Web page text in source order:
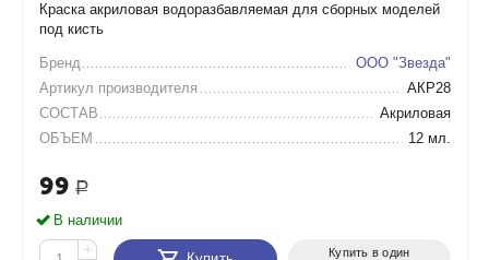
Краска акриловая водоразбавляемая для сборных моделей
под кисть
Бренд
ООО "Звезда"
Артикул производителя
АКР28
СОСТАВ
Акриловая
ОБЪЕМ
12 мл.
99 Р
В наличии
+
Купить в один